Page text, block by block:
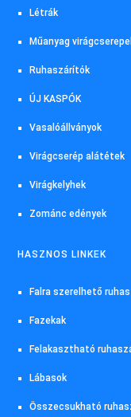
Létrák
Műanyag
Ruhaszárítók
ÚJ KASPÓK
Vasalóállványok
Virágcserép alátétek
Virágkelyhek
Zománc edények
HASZNOS LINKEK
Falra szerelhető
Fazekak
Felakasztható
Lábasok
Összecsukható